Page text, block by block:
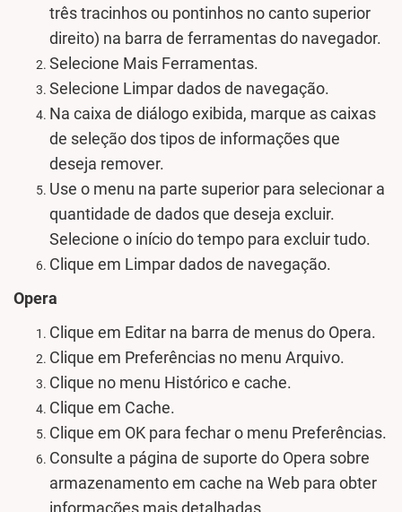
três tracinhos ou pontinhos no canto superior
direito) na barra de ferramentas do navegador.
Selecione Mais Ferramentas.
Selecione Limpar dados de navegação.
Na caixa de diálogo exibida, marque as caixas
de seleção dos tipos de informações que
deseja remover.
Use o menu na parte superior para selecionar a
quantidade de dados que deseja excluir.
Selecione o início do tempo para excluir tudo.
Clique em Limpar dados de navegação.
Opera
Clique em Editar na barra de menus do Opera.
Clique em Preferências no menu Arquivo.
Clique no menu Histórico e cache.
Clique em Cache.
Clique em OK para fechar o menu Preferências.
Consulte a página de suporte do Opera sobre
armazenamento em cache na Web para obter
informações mais detalhadas.